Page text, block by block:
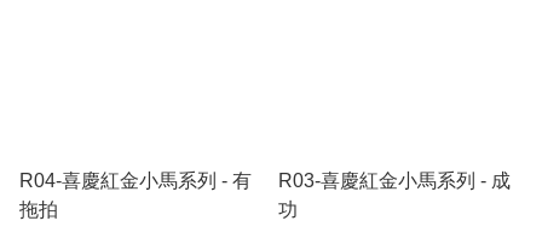
R04-喜慶紅金小馬系列 - 有
拖拍
R03-喜慶紅金小馬系列 - 成
功